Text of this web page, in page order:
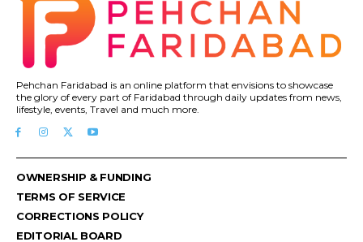
Pehchan Faridabad is an online platform that envisions to showcase
the glory of every part of Faridabad through daily updates from news,
lifestyle, events, Travel and much more.
OWNERSHIP & FUNDING
TERMS OF SERVICE
CORRECTIONS POLICY
EDITORIAL BOARD